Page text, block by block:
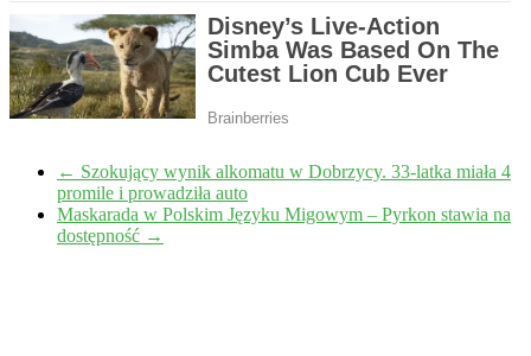
← Szokujący wynik alkomatu w Dobrzycy. 33-latka miała 4
promile i prowadziła auto
Maskarada w Polskim Języku Migowym – Pyrkon stawia na
dostępność →